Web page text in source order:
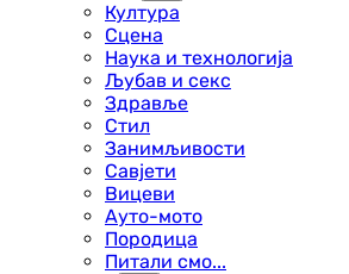
Култура
Сцена
Наука и технологија
Љубав и секс
Здравље
Стил
Занимљивости
Савјети
Вицеви
Ауто-мото
Породица
Питали смо...